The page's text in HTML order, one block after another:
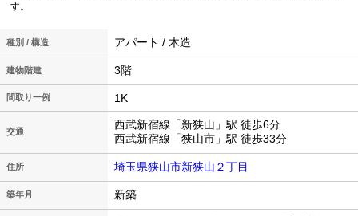
す。
種別 / 構造 アパート / 木造
建物階建 3階
間取り一例 1K
交通
西武新宿線「新狭山」駅 徒歩6分
西武新宿線「狭山市」駅 徒歩33分
住所 埼玉県狭山市新狭山２丁目
築年月 新築